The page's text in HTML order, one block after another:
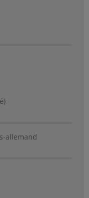
allemand